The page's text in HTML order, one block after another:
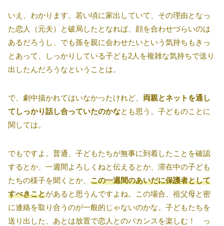
いえ、わかります。若い頃に家出していて、その理由となっ
た恋人（元夫）と破局したとなれば、顔を合わせづらいのは
あるだろうし、でも孫を親に会わせたいという気持ちもきっ
とあって、しっかりしている子ども2人を複雑な気持ちで送り
出したんだろうなということは。
で、劇中描かれてはいなかったけれど、 両親とネットを通し
てしっかり話し合っていたのかなとも思う。子どものことに
関しては。
でもですよ。普通、子どもたちが無事に到着したことを確認
するとか、一週間よろしくねと伝えるとか、滞在中の子ども
たちの様子を聞くとか、 この一週間のあいだに保護者として
すべきことがあると思うんですよね。この場合、祖父母と密
に連絡を取り合うのが一般的じゃないのかな。子どもたちを
送り出した、あとは放置で恋人とのバカンスを楽しむ！ っ